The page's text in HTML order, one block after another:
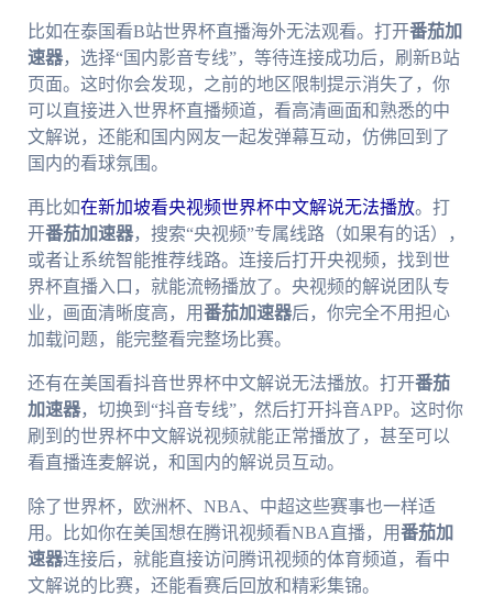
比如在泰国看B站世界杯直播海外无法观看。打开番茄加
速器，选择“国内影音专线”，等待连接成功后，刷新B站
页面。这时你会发现，之前的地区限制提示消失了，你
可以直接进入世界杯直播频道，看高清画面和熟悉的中
文解说，还能和国内网友一起发弹幕互动，仿佛回到了
国内的看球氛围。
再比如在新加坡看央视频世界杯中文解说无法播放。打
开番茄加速器，搜索“央视频”专属线路（如果有的话），
或者让系统智能推荐线路。连接后打开央视频，找到世
界杯直播入口，就能流畅播放了。央视频的解说团队专
业，画面清晰度高，用番茄加速器后，你完全不用担心
加载问题，能完整看完整场比赛。
还有在美国看抖音世界杯中文解说无法播放。打开番茄
加速器，切换到“抖音专线”，然后打开抖音APP。这时你
刷到的世界杯中文解说视频就能正常播放了，甚至可以
看直播连麦解说，和国内的解说员互动。
除了世界杯，欧洲杯、NBA、中超这些赛事也一样适
用。比如你在美国想在腾讯视频看NBA直播，用番茄加
速器连接后，就能直接访问腾讯视频的体育频道，看中
文解说的比赛，还能看赛后回放和精彩集锦。